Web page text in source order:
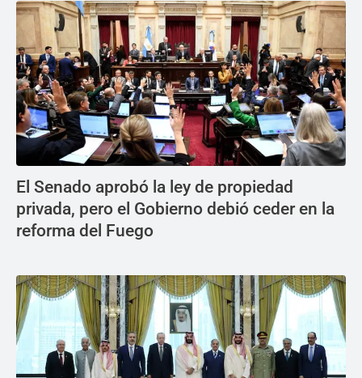
El Senado aprobó la ley de propiedad
privada, pero el Gobierno debió ceder en la
reforma del Fuego